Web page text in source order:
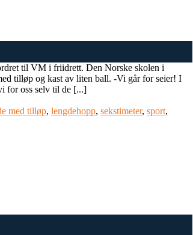
til VM i friidrett. Den Norske skolen i
tilløp og kast av liten ball. -Vi går for seier! I
for oss selv til de [...]
med tilløp, lengdehopp, sekstimeter, sport,